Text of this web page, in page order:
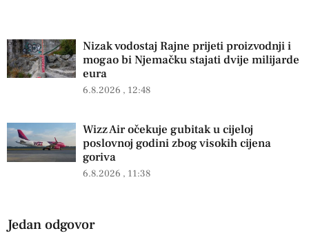
Nizak vodostaj Rajne prijeti proizvodnji i
mogao bi Njemačku stajati dvije milijarde
eura
6.8.2026 12:48
Wizz Air očekuje gubitak u cijeloj
poslovnoj godini zbog visokih cijena
goriva
6.8.2026 11:38
Jedan odgovor